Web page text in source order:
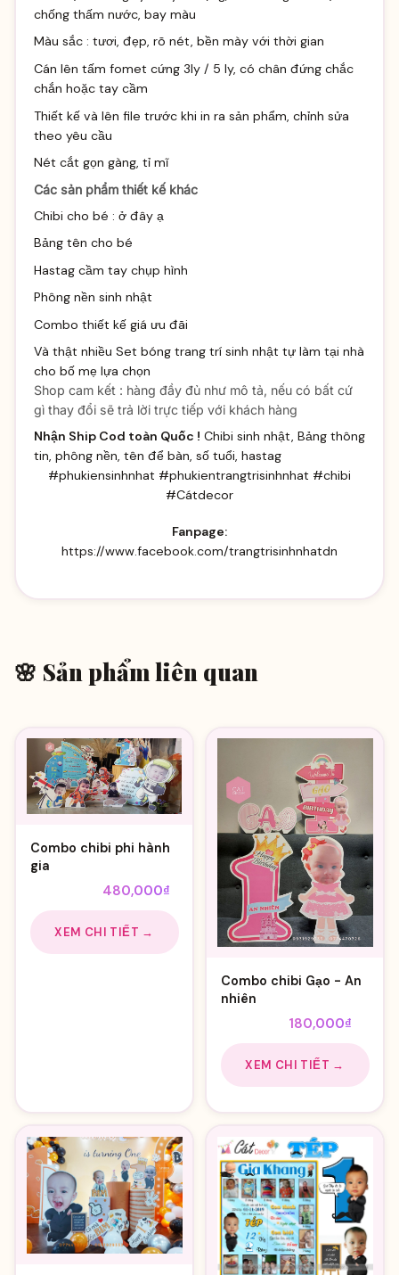
chống thấm nước, bay màu
Màu sắc : tươi, đẹp, rõ nét, bền mày với thời gian
Cán lên tấm fomet cứng 3ly / 5 ly, có chân đứng chắc
chắn hoặc tay cầm
Thiết kế và lên file trước khi in ra sản phẩm, chỉnh sửa
theo yêu cầu
Nét cắt gọn gàng, tỉ mĩ
Các sản phẩm thiết kế khác
Chibi cho bé : ở đây ạ
Bảng tên cho bé
Hastag cầm tay chụp hình
Phông nền sinh nhật
Combo thiết kế giá ưu đãi
Và thật nhiều Set bóng trang trí sinh nhật tự làm tại nhà
cho bố mẹ lựa chọn
Shop cam kết : hàng đầy đủ như mô tả, nếu có bất cứ
gì thay đổi sẽ trả lời trực tiếp với khách hàng
Nhận Ship Cod toàn Quốc ! Chibi sinh nhật, Bảng thông
tin, phông nền, tên để bàn, số tuổi, hastag
#phukiensinhnhat #phukientrangtrisinhnhat #chibi
#Cátdecor
Fanpage:
https://www.facebook.com/trangtrisinhnhatdn
🌸 Sản phẩm liên quan
Combo chibi phi hành
gia
Giá
gốc
là:
550,000₫.
480,000₫
hiện
là:
480,000₫.
XEM CHI TIẾT →
Combo chibi Gạo - An
nhiên
Giá
gốc
là:
210,000₫.
180,000₫
hiện
là:
XEM CHI TIẾT →